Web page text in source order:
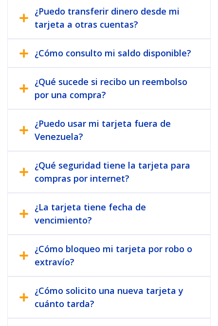
¿Puedo transferir dinero desde mi
tarjeta a otras cuentas?
¿Cómo consulto mi saldo disponible?
¿Qué sucede si recibo un reembolso
por una compra?
¿Puedo usar mi tarjeta fuera de
Venezuela?
¿Qué seguridad tiene la tarjeta para
compras por internet?
¿La tarjeta tiene fecha de
vencimiento?
¿Cómo bloqueo mi tarjeta por robo o
extravío?
¿Cómo solicito una nueva tarjeta y
cuánto tarda?